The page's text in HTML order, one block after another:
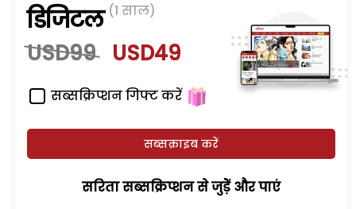
डिजिटल (1 साल)
USD99 USD49
सब्सक्रिप्शन गिफ्ट करें
सब्सक्राइब करें
सरिता सब्सक्रिप्शन से जुड़ेें और पाएं